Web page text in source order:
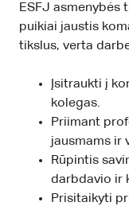
ESFJ asmenybės
puikiai jaustis
tikslus, verta
Įsitraukti į
kolegas.
Priimant
jausmams ir
Rūpintis
darbdavio ir
Prisitaikyti